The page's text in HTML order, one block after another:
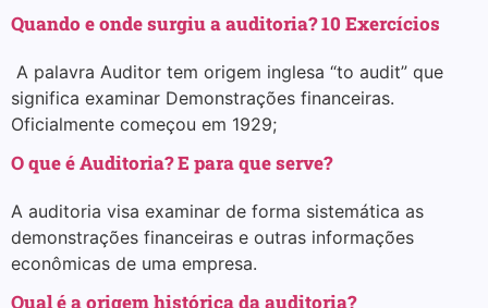
Quando e onde surgiu a auditoria? 10 Exercícios
A palavra Auditor tem origem inglesa “to audit” que
significa examinar Demonstrações financeiras.
Oficialmente começou em 1929;
O que é Auditoria? E para que serve?
A auditoria visa examinar de forma sistemática as
demonstrações financeiras e outras informações
econômicas de uma empresa.
Qual é a origem histórica da auditoria?